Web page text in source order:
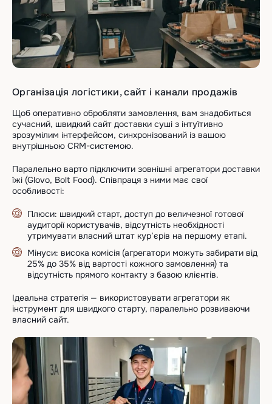
Організація логістики, сайт і канали продажів
Щоб оперативно обробляти замовлення, вам знадобиться
сучасний, швидкий сайт доставки суші з інтуїтивно
зрозумілим інтерфейсом, синхронізований із вашою
внутрішньою CRM-системою.
Паралельно варто підключити зовнішні агрегатори доставки
їжі (Glovo, Bolt Food). Співпраця з ними має свої
особливості:
Плюси: швидкий старт, доступ до величезної готової
аудиторії користувачів, відсутність необхідності
утримувати власний штат кур’єрів на першому етапі.
Мінуси: висока комісія (агрегатори можуть забирати від
25% до 35% від вартості кожного замовлення) та
відсутність прямого контакту з базою клієнтів.
Ідеальна стратегія — використовувати агрегатори як
інструмент для швидкого старту, паралельно розвиваючи
власний сайт.